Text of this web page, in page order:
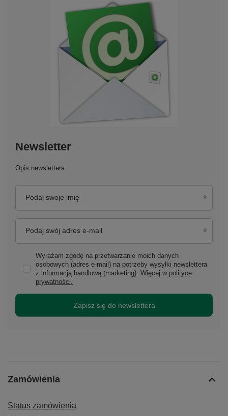
Newsletter
Opis newslettera
Podaj swoje imię
Podaj swój adres e-mail
Wyrażam zgodę na przetwarzanie moich danych
osobowych (adres e-mail) na potrzeby wysyłki newslettera
z informacją handlową (marketing). Więcej w polityce
prywatności.
Zapisz się do newslettera
Zamówienia
Status zamówienia